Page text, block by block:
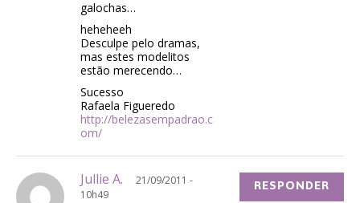
galochas…
heheheeh
Desculpe pelo dramas,
mas estes modelitos
estão merecendo…
Sucesso
Rafaela Figueredo
http://belezasempadrao.c
om/
Jullie A.
21/09/2011 -
10h49
RESPONDER